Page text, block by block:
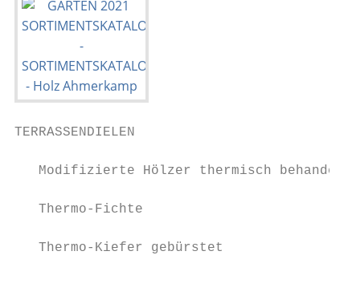
TERRASSENDIELEN
   Modifizierte Hölzer thermisch behandelt
   Thermo-Fichte
   Thermo-Kiefer gebürstet